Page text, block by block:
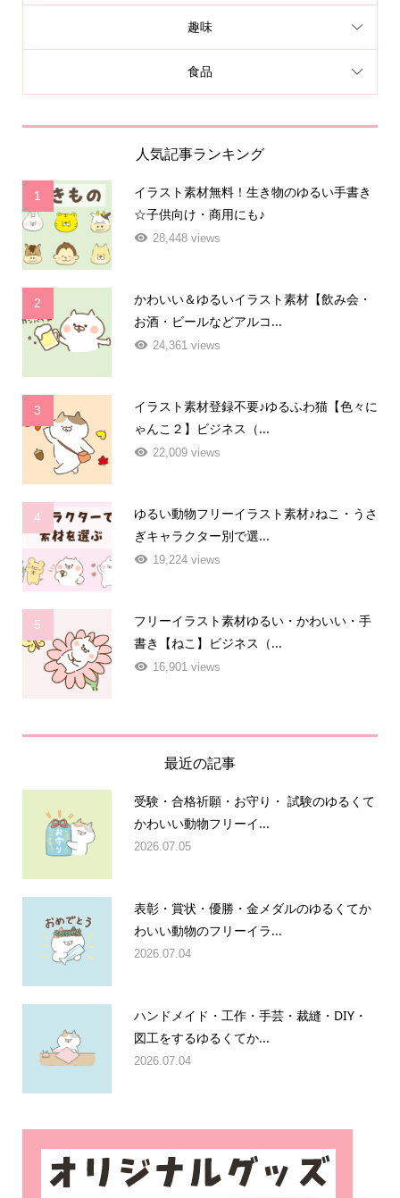
趣味
食品
人気記事ランキング
1
イラスト素材無料！生き物のゆるい手書き
☆子供向け・商用にも♪
28,448 views
2
かわいい＆ゆるいイラスト素材【飲み会・
お酒・ビールなどアルコ...
24,361 views
3
イラスト素材登録不要♪ゆるふわ猫【色々に
ゃんこ２】ビジネス（...
22,009 views
4
ゆるい動物フリーイラスト素材♪ねこ・うさ
ぎキャラクター別で選...
19,224 views
5
フリーイラスト素材ゆるい・かわいい・手
書き【ねこ】ビジネス（...
16,901 views
最近の記事
受験・合格祈願・お守り・ 試験のゆるくて
かわいい動物フリーイ...
2026.07.05
表彰・賞状・優勝・金メダルのゆるくてか
わいい動物のフリーイラ...
2026.07.04
ハンドメイド・工作・手芸・裁縫・DIY・
図工をするゆるくてか...
2026.07.04